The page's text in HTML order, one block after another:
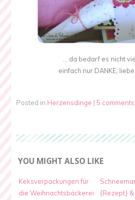
… da bedarf es nicht
einfach nur DANKE, liebe
Posted in Herzensdinge |5 comments
YOU MIGHT ALSO LIKE
Keksverpackungen für
die Weihnachtsbäckerei
{Rezept} &